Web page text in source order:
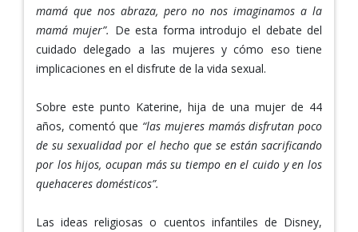
mamá que nos abraza, pero no nos imaginamos a la
mamá mujer”. De esta forma introdujo el debate del
cuidado delegado a las mujeres y cómo eso tiene
implicaciones en el disfrute de la vida sexual.
Sobre este punto Katerine, hija de una mujer de 44
años, comentó que “las mujeres mamás disfrutan poco
de su sexualidad por el hecho que se están sacrificando
por los hijos, ocupan más su tiempo en el cuido y en los
quehaceres domésticos”.
Las ideas religiosas o cuentos infantiles de Disney,